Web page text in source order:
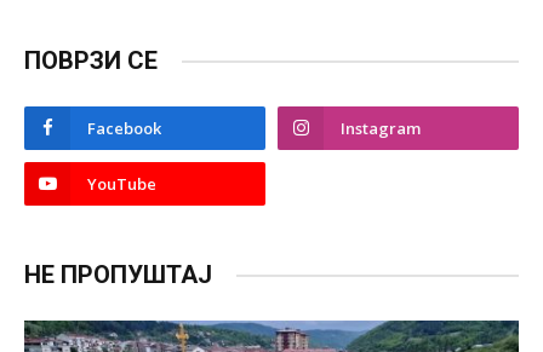
ПОВРЗИ СЕ
Facebook Instagram
YouTube
НЕ ПРОПУШТАЈ